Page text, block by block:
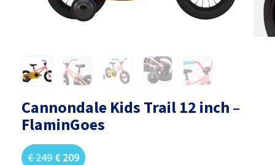
Cannondale Kids Trail 12 inch –
FlaminGoes
€249 € 209